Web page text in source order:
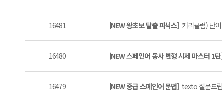
16481 [NEW 왕초보 탈출 파닉스] 커리큘럼) 단
16480 [NEW 스페인어 동사 변형 시제 마스터 1
16479 [NEW 중급 스페인어 문법] texto 질문드